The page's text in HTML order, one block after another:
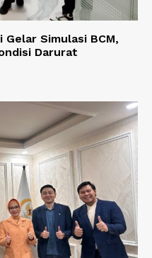
Gelar Simulasi BCM,
Darurat